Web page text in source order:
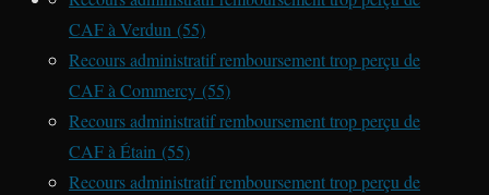
CAF à Verdun (55)
Recours administratif remboursement trop perçu de
CAF à Commercy (55)
Recours administratif remboursement trop perçu de
CAF à Étain (55)
Recours administratif remboursement trop perçu de